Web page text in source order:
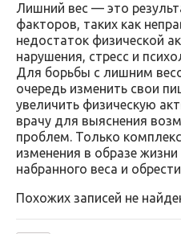
Лишний вес — это
факторов, таких как
недостаток физической
нарушения, стресс и
Для борьбы с лишним
очередь изменить свои
увеличить физическую
врачу для выяснения
проблем. Только
изменения в образе
набранного веса и
Похожих записей не